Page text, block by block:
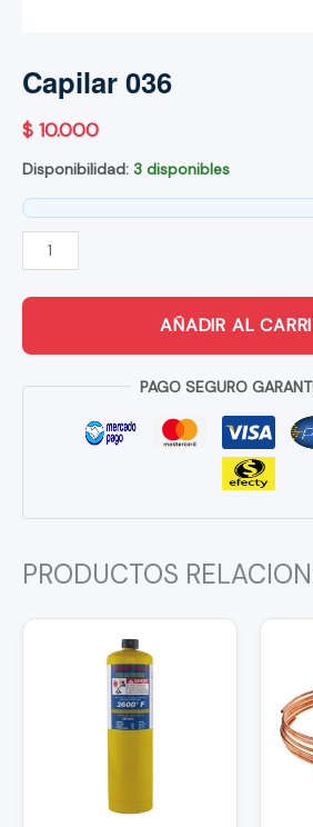
Capilar 036
$ 10.000
Disponibilidad: 3 disponibles
CAPILAR
036
CANTIDAD
AÑADIR AL
PAGO SEGURO
PRODUCTOS